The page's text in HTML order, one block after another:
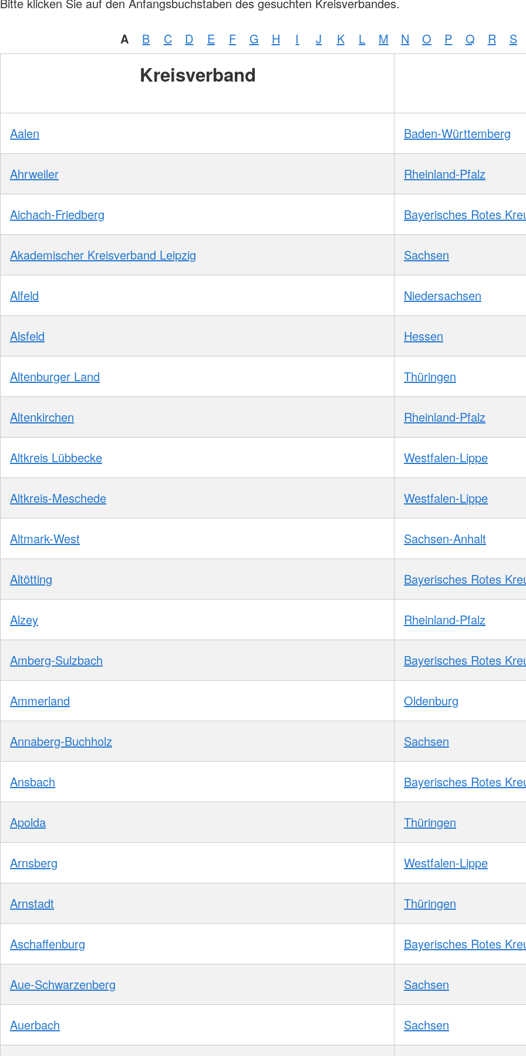
Pflegeberatung
Servicewohnen-Sonnenpark
A B C D E F G H I J K L M N O P Q R S
Kreisverband
Aalen Baden-Württemberg
Ahrweiler Rheinland-Pfalz
Aichach-Friedberg Bayerisches Rotes
Akademischer Kreisverband Leipzig Sachsen
Alfeld Niedersachsen
Alsfeld Hessen
Altenburger Land Thüringen
Altenkirchen Rheinland-Pfalz
Altkreis Lübbecke Westfalen-Lippe
Altkreis-Meschede Westfalen-Lippe
Altmark-West Sachsen-Anhalt
Altötting Bayerisches Rotes
Alzey Rheinland-Pfalz
Amberg-Sulzbach Bayerisches Rotes
Ammerland Oldenburg
Annaberg-Buchholz Sachsen
Ansbach Bayerisches Rotes
Apolda Thüringen
Arnsberg Westfalen-Lippe
Arnstadt Thüringen
Aschaffenburg Bayerisches Rotes
Aue-Schwarzenberg Sachsen
Auerbach Sachsen